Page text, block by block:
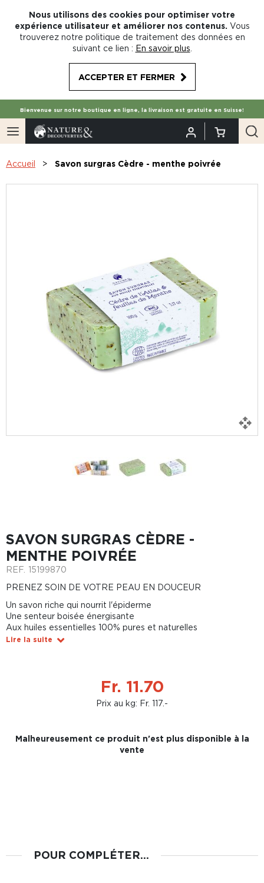
Nous utilisons des cookies pour optimiser votre
expérience utilisateur et améliorer nos contenus. Vous
trouverez notre politique de traitement des données en
suivant ce lien : En savoir plus
ACCEPTER ET FERMER
Bienvenue sur notre boutique en ligne, la livraison est gratuite en Suisse!
Accueil Savon surgras Cèdre - menthe poivrée
SAVON SURGRAS CÈDRE -
MENTHE POIVRÉE
REF. 15199870
PRENEZ SOIN DE VOTRE PEAU EN DOUCEUR
Un savon riche qui nourrit l'épiderme
Une senteur boisée énergisante
Aux huiles essentielles 100% pures et naturelles
Lire la suite
Fr. 11.70
Prix au kg: Fr. 117.-
Malheureusement ce produit n'est plus disponible à la
vente
POUR COMPLÉTER...